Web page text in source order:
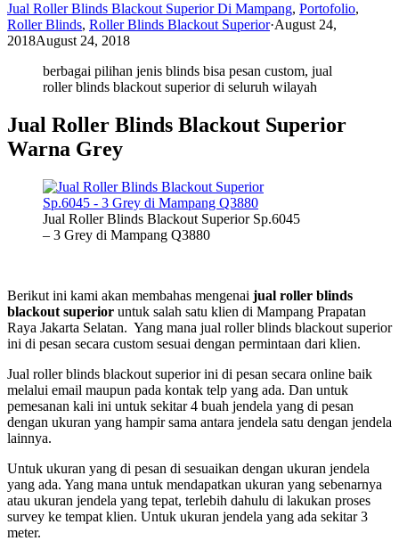
Jual Roller Blinds Blackout Superior Di Mampang, Portofolio,
Roller Blinds, Roller Blinds Blackout Superior·August 24,
2018August 24, 2018
berbagai pilihan jenis blinds bisa pesan custom, jual
roller blinds blackout superior di seluruh wilayah
Jual Roller Blinds Blackout Superior
Warna Grey
Jual Roller Blinds Blackout Superior Sp.6045
– 3 Grey di Mampang Q3880
Berikut ini kami akan membahas mengenai jual roller blinds
blackout superior untuk salah satu klien di Mampang Prapatan
Raya Jakarta Selatan. Yang mana jual roller blinds blackout superior
ini di pesan secara custom sesuai dengan permintaan dari klien.
Jual roller blinds blackout superior ini di pesan secara online baik
melalui email maupun pada kontak telp yang ada. Dan untuk
pemesanan kali ini untuk sekitar 4 buah jendela yang di pesan
dengan ukuran yang hampir sama antara jendela satu dengan jendela
lainnya.
Untuk ukuran yang di pesan di sesuaikan dengan ukuran jendela
yang ada. Yang mana untuk mendapatkan ukuran yang sebenarnya
atau ukuran jendela yang tepat, terlebih dahulu di lakukan proses
survey ke tempat klien. Untuk ukuran jendela yang ada sekitar 3
meter.